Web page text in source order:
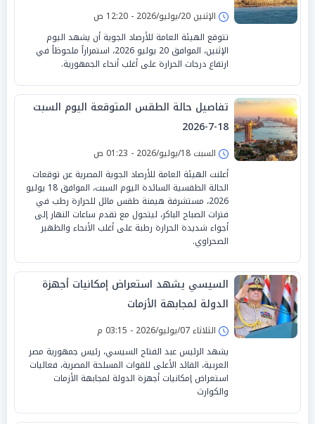
الإثنين 20/يوليو/2026 - 12:20 ص
تتوقع الهيئة العامة للأرصاد الجوية أن يشهد اليوم
الإثنين، الموافق 20 يوليو 2026، استمراراً ملحوظاً في
ارتفاع درجات الحرارة على أغلب أنحاء الجمهورية.
تفاصيل حالة الطقس المتوقعة اليوم السبت
18-7-2026
السبت 18/يوليو/2026 - 01:23 ص
أعلنت الهيئة العامة للأرصاد الجوية المصرية عن توقعات
الحالة الطقسية السائدة اليوم السبت، الموافق 18 يوليو
2026، مستشرفة هيمنة طقس مائل للحرارة رطب في
فترات الصباح الباكر، ليتحول مع تقدم ساعات النهار إلى
أجواء شديدة الحرارة رطبة على أغلب الأنحاء والظهير
الصحراوي.
السيسي يشهد استعراض إمكانيات أجهزة
الدولة لمجابهة الأزمات
الثلاثاء 07/يوليو/2026 - 03:15 م
يشهد الرئيس عبد الفتاح السيسي، رئيس جمهورية مصر
العربية، القائد الأعلى للقوات المسلحة المصرية، فعاليات
استعراض إمكانيات أجهزة الدولة لمجابهة الأزمات
والكوارث